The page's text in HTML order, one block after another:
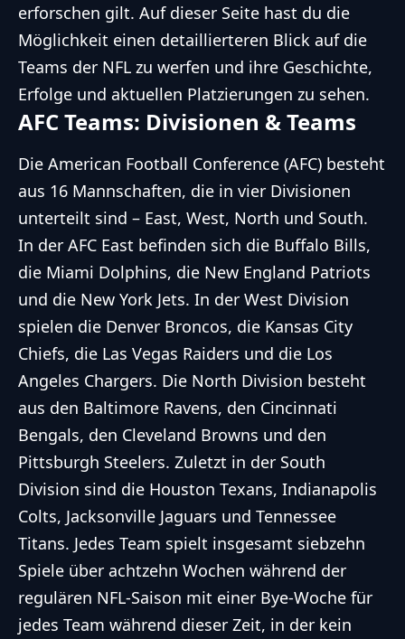
erforschen gilt. Auf dieser Seite hast du die
Möglichkeit einen detaillierteren Blick auf die
Teams der NFL zu werfen und ihre Geschichte,
Erfolge und aktuellen Platzierungen zu sehen.
AFC Teams: Divisionen & Teams
Die American Football Conference (AFC) besteht
aus 16 Mannschaften, die in vier Divisionen
unterteilt sind – East, West, North und South.
In der AFC East befinden sich die Buffalo Bills,
die Miami Dolphins, die New England Patriots
und die New York Jets. In der West Division
spielen die Denver Broncos, die Kansas City
Chiefs, die Las Vegas Raiders und die Los
Angeles Chargers. Die North Division besteht
aus den Baltimore Ravens, den Cincinnati
Bengals, den Cleveland Browns und den
Pittsburgh Steelers. Zuletzt in der South
Division sind die Houston Texans, Indianapolis
Colts, Jacksonville Jaguars und Tennessee
Titans. Jedes Team spielt insgesamt siebzehn
Spiele über achtzehn Wochen während der
regulären NFL-Saison mit einer Bye-Woche für
jedes Team während dieser Zeit, in der kein